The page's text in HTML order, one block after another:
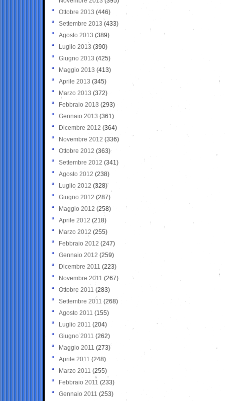
Ottobre 2013 (446)
Settembre 2013 (433)
Agosto 2013 (389)
Luglio 2013 (390)
Giugno 2013 (425)
Maggio 2013 (413)
Aprile 2013 (345)
Marzo 2013 (372)
Febbraio 2013 (293)
Gennaio 2013 (361)
Dicembre 2012 (364)
Novembre 2012 (336)
Ottobre 2012 (363)
Settembre 2012 (341)
Agosto 2012 (238)
Luglio 2012 (328)
Giugno 2012 (287)
Maggio 2012 (258)
Aprile 2012 (218)
Marzo 2012 (255)
Febbraio 2012 (247)
Gennaio 2012 (259)
Dicembre 2011 (223)
Novembre 2011 (267)
Ottobre 2011 (283)
Settembre 2011 (268)
Agosto 2011 (155)
Luglio 2011 (204)
Giugno 2011 (262)
Maggio 2011 (273)
Aprile 2011 (248)
Marzo 2011 (255)
Febbraio 2011 (233)
Gennaio 2011 (253)